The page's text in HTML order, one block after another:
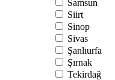
Samsun
Siirt
Sinop
Sivas
Şanlıurfa
Şırnak
Tekirdağ